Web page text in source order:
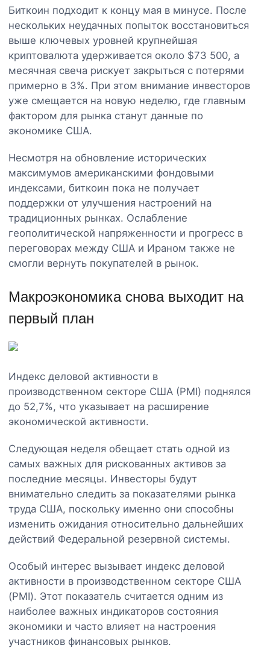
Биткоин подходит к концу мая в минусе. После
нескольких неудачных попыток восстановиться
выше ключевых уровней крупнейшая
криптовалюта удерживается около $73 500, а
месячная свеча рискует закрыться с потерями
примерно в 3%. При этом внимание инвесторов
уже смещается на новую неделю, где главным
фактором для рынка станут данные по
экономике США.
Несмотря на обновление исторических
максимумов американскими фондовыми
индексами, биткоин пока не получает
поддержки от улучшения настроений на
традиционных рынках. Ослабление
геополитической напряженности и прогресс в
переговорах между США и Ираном также не
смогли вернуть покупателей в рынок.
Макроэкономика снова выходит на
первый план
Индекс деловой активности в
производственном секторе США (PMI) поднялся
до 52,7%, что указывает на расширение
экономической активности.
Следующая неделя обещает стать одной из
самых важных для рискованных активов за
последние месяцы. Инвесторы будут
внимательно следить за показателями рынка
труда США, поскольку именно они способны
изменить ожидания относительно дальнейших
действий Федеральной резервной системы.
Особый интерес вызывает индекс деловой
активности в производственном секторе США
(PMI). Этот показатель считается одним из
наиболее важных индикаторов состояния
экономики и часто влияет на настроения
участников финансовых рынков.